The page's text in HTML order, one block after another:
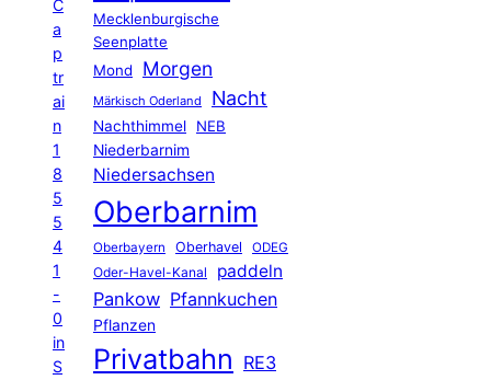
C
a
p
tr
ai
n
1
8
5
5
4
1
-
0
in
S
Mecklenburgische
Seenplatte
Mond
Morgen
Märkisch Oderland Nacht
Nachthimmel
NEB
Niederbarnim
Niedersachsen
Oberbarnim
Oberbayern Oberhavel ODEG
Oder-Havel-Kanal paddeln
Pankow Pfannkuchen
Pflanzen
Privatbahn RE3